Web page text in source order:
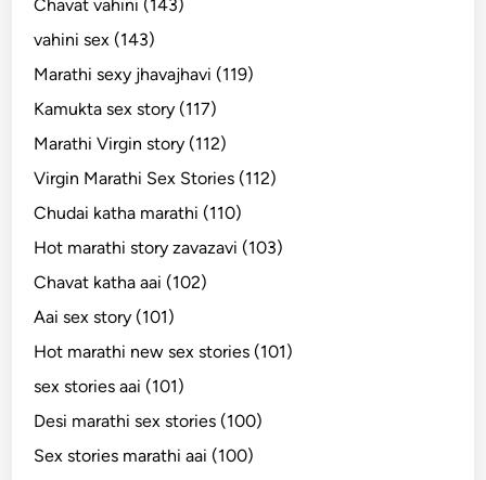
Chavat vahini (143)
vahini sex (143)
Marathi sexy jhavajhavi (119)
Kamukta sex story (117)
Marathi Virgin story (112)
Virgin Marathi Sex Stories (112)
Chudai katha marathi (110)
Hot marathi story zavazavi (103)
Chavat katha aai (102)
Aai sex story (101)
Hot marathi new sex stories (101)
sex stories aai (101)
Desi marathi sex stories (100)
Sex stories marathi aai (100)